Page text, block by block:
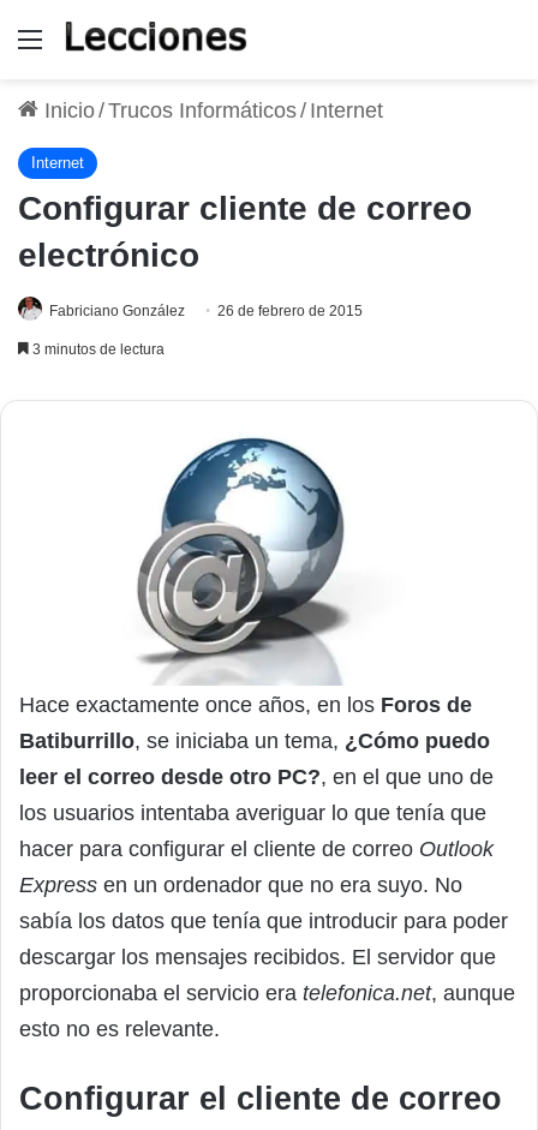
Menú
Inicio/Trucos Informáticos/ Internet
Internet
Configurar cliente de correo
electrónico
Fabriciano González 26 de febrero de 2015
3 minutos de lectura
Hace exactamente once años, en los Foros de
Batiburrillo, se iniciaba un tema, ¿Cómo puedo
leer el correo desde otro PC?, en el que uno de
los usuarios intentaba averiguar lo que tenía que
hacer para configurar el cliente de correo Outlook
Express en un ordenador que no era suyo. No
sabía los datos que tenía que introducir para poder
descargar los mensajes recibidos. El servidor que
proporcionaba el servicio era telefonica.net, aunque
esto no es relevante.
Configurar el cliente de correo